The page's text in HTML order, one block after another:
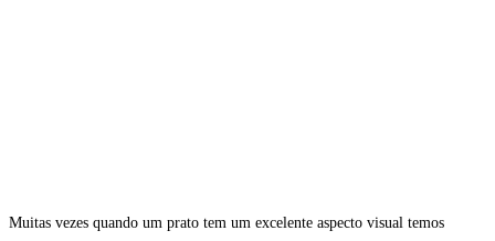
Muitas vezes quando um prato tem um excelente aspecto visual temos